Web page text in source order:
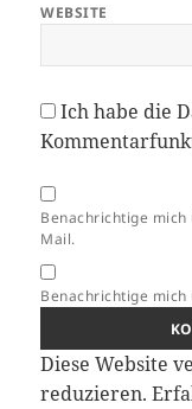
WEBSITE
Ich habe die
Benachrichtige mich
Mail.
Benachrichtige
Diese Website
reduzieren.